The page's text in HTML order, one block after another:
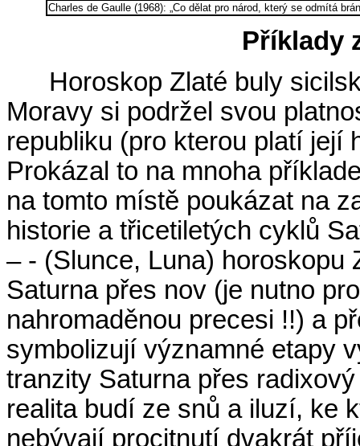
Charles de Gaulle (1968): „Co dělat pro národ, který se odmítá
Příklady
Horoskop Zlaté buly
Moravy si podržel svou
republiku (pro kterou platí její
Prokázal to na mnoha
na tomto místě poukázat na
historie a třicetiletých cyklů
– - (Slunce, Luna) horoskopu
Saturna přes nov (je nutno
nahromaděnou precesi !!) a
symbolizují významné etapy
tranzity Saturna přes
realita budí ze snů a iluzí, ke
nebývají procitnutí dvakrát